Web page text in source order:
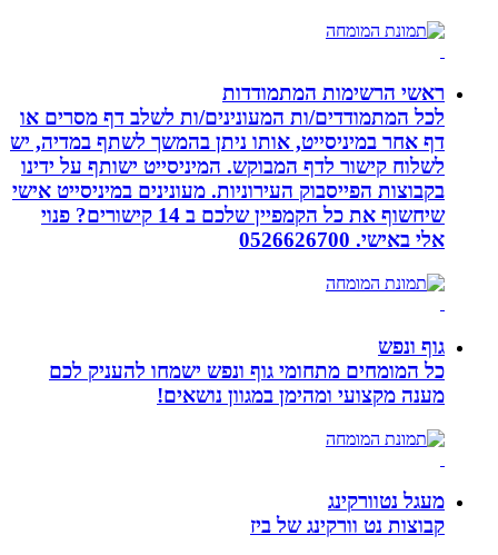
ראשי הרשימות המתמודדות
לכל המתמודדים/ות המעונינים/ות לשלב דף מסרים או
דף אחר במיניסייט, אותו ניתן בהמשך לשתף במדיה, יש
לשלוח קישור לדף המבוקש. המיניסייט ישותף על ידינו
בקבוצות הפייסבוק העירוניות. מעונינים במיניסייט אישי
שיחשוף את כל הקמפיין שלכם ב 14 קישורים? פנוי
אלי באישי. 0526626700
גוף ונפש
כל המומחים מתחומי גוף ונפש ישמחו להעניק לכם
מענה מקצועי ומהימן במגוון נושאים!
מעגל נטוורקינג
קבוצות נט וורקינג של ביז